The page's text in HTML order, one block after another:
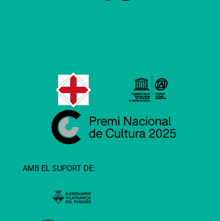
AMB EL SUPORT DE: